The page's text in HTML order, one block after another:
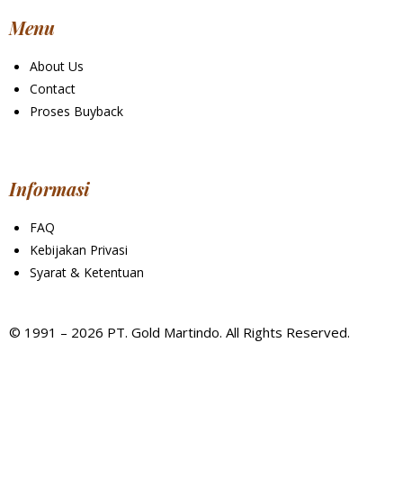
Menu
About Us
Contact
Proses Buyback
Informasi
FAQ
Kebijakan Privasi
Syarat & Ketentuan
© 1991 – 2026 PT. Gold Martindo. All Rights Reserved.